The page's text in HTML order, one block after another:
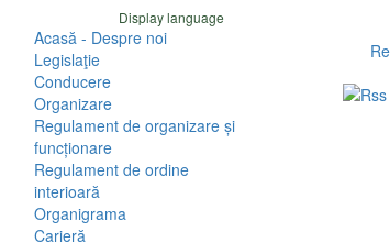
Display language
Acasă - Despre noi
Legislaţie
Conducere
Organizare
Regulament de organizare și
funcționare
Regulament de ordine
interioară
Organigrama
Carieră